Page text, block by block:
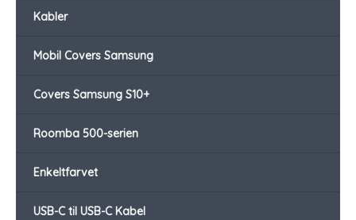
Kabler
Mobil Covers Samsung
Covers Samsung S10+
Roomba 500-serien
Enkeltfarvet
USB-C til USB-C Kabel